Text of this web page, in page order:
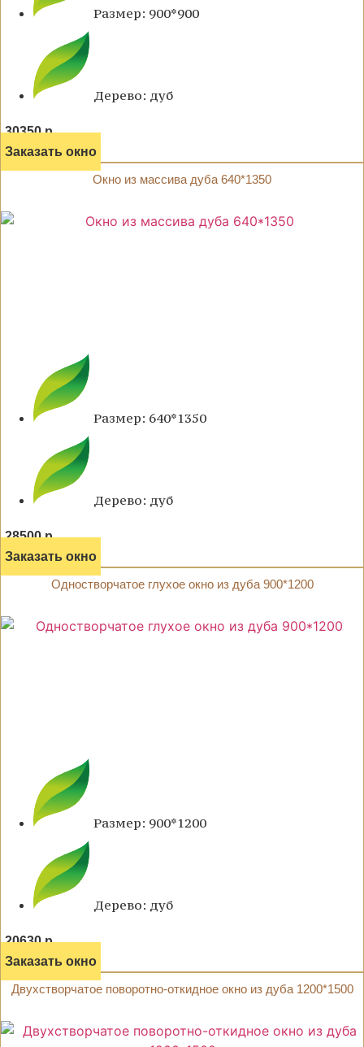
Размер: 900*900
Дерево: дуб
30350 р.
Заказать окно
Окно из массива дуба 640*1350
Размер: 640*1350
Дерево: дуб
28500 р.
Заказать окно
Одностворчатое глухое окно из дуба 900*1200
Размер: 900*1200
Дерево: дуб
20630 р.
Заказать окно
Двухстворчатое поворотно-откидное окно из дуба 1200*1500